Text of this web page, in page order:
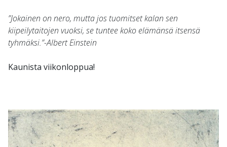
”Jokainen on nero, mutta jos tuomitset kalan sen
kiipeilytaitojen vuoksi, se tuntee koko elämänsä itsensä
tyhmäksi.”-Albert Einstein
Kaunista viikonloppua!